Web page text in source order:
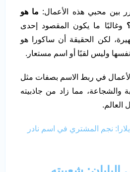
بين محبي هذه الأعمال: ما هو
وغالبًا ما يكون المقصود إحدى
لكن الحقيقة أن ساكورا هو
وليس لقبًا أو اسم مستعار.
في ربط الاسم بصفات مثل
والشجاعة، مما زاد من جاذبيته
العالم.
نجم المشتري في اسم نادر